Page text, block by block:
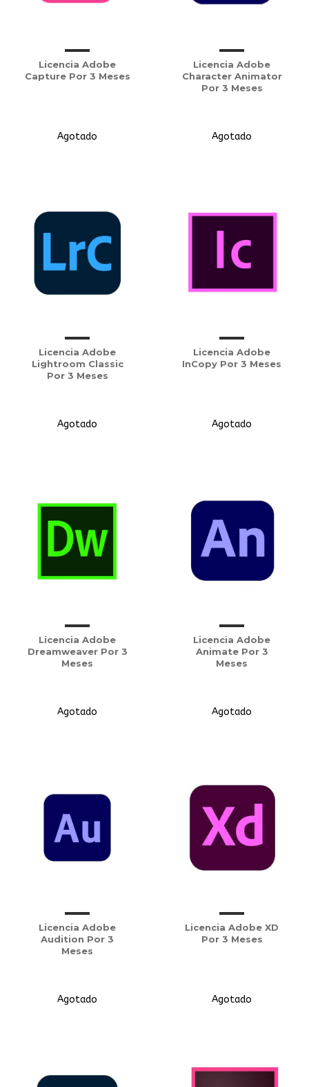
Licencia Adobe
Capture Por 3 Meses
Agotado
Licencia Adobe
Character Animator
Por 3 Meses
Agotado
Licencia Adobe
Lightroom Classic
Por 3 Meses
Agotado
Licencia Adobe
InCopy Por 3 Meses
Agotado
Licencia Adobe
Dreamweaver Por 3
Meses
Agotado
Licencia Adobe
Animate Por 3
Meses
Agotado
Licencia Adobe
Audition Por 3
Meses
Agotado
Licencia Adobe XD
Por 3 Meses
Agotado